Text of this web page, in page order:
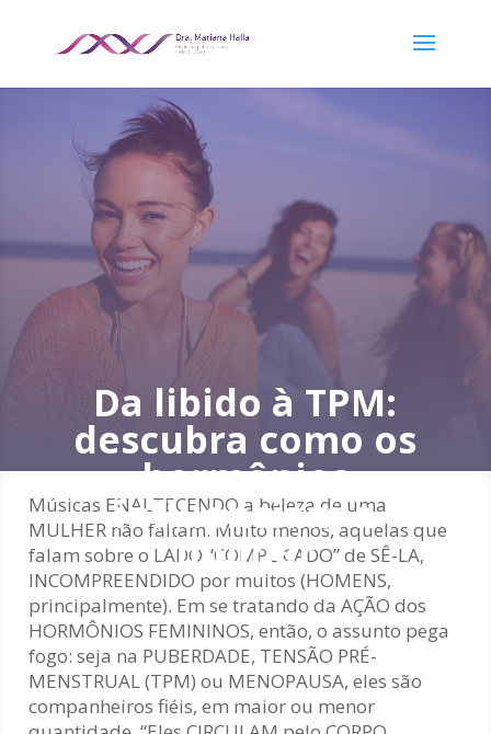
Da libido à TPM:
descubra como os
hormônios
influenciam a
mulher
Músicas ENALTECENDO a beleza de uma
MULHER não faltam. Muito menos, aquelas que
falam sobre o LADO “COMPLICADO” de SÊ-LA,
INCOMPREENDIDO por muitos (HOMENS,
principalmente). Em se tratando da AÇÃO dos
HORMÔNIOS FEMININOS, então, o assunto pega
fogo: seja na PUBERDADE, TENSÃO PRÉ-
MENSTRUAL (TPM) ou MENOPAUSA, eles são
companheiros fiéis, em maior ou menor